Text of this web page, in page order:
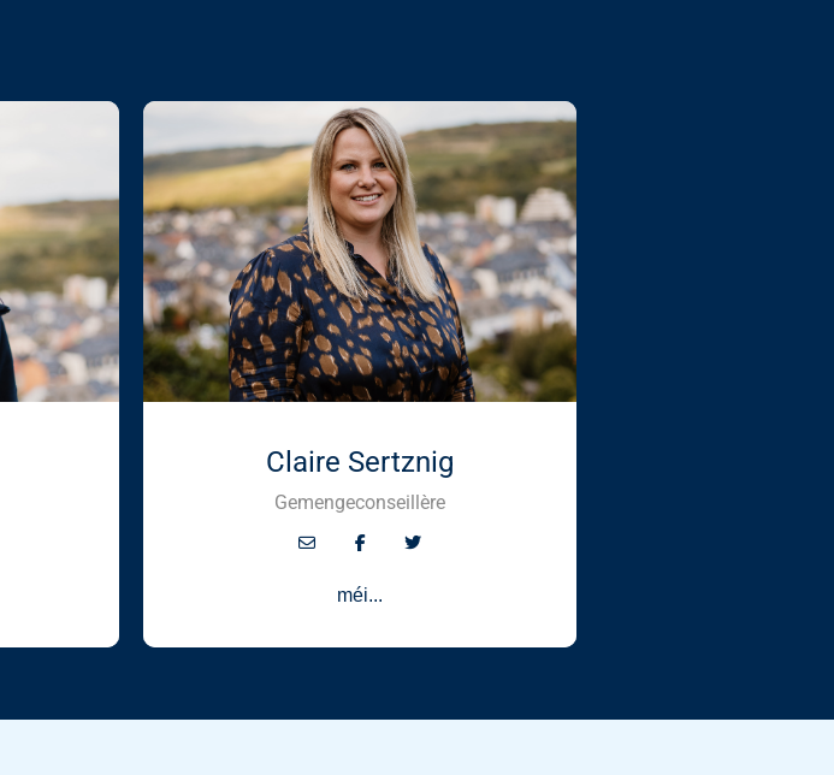
Claire Sertznig
Gemengeconseillère
méi...